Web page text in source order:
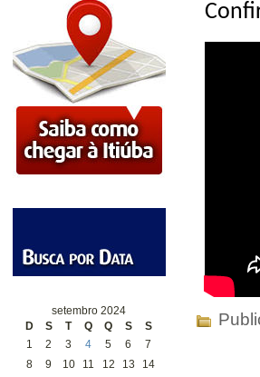
setembro 2024
D
S T Q Q S
S
1
2 3 4 5 6
7
8
9 10 11 12 13
14